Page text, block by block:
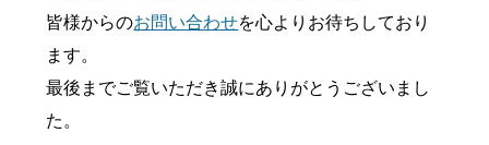
皆様からのお問い合わせを心よりお待ちしており
ます。
最後までご覧いただき誠にありがとうございまし
た。